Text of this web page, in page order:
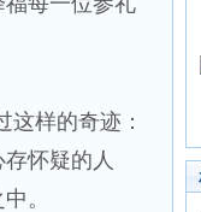
样的奇迹：
怀疑的人
。